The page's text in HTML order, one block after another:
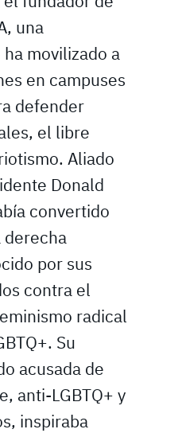
una
movilizado a
en campuses
defender
el libre
Aliado
Donald
convertido
derecha
por sus
contra el
radical
Su
acusada de
anti-LGBTQ+ y
inspiraba